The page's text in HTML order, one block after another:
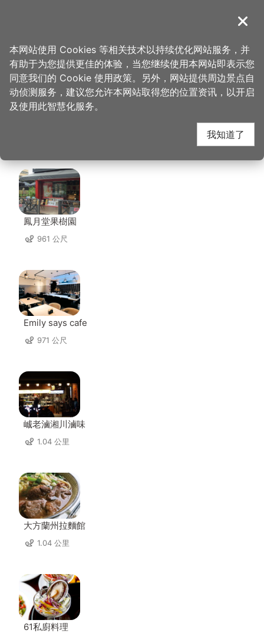
導覽
首页 > 想去的地方 > 住宿 > 绿的旅馆(3星)
绿的旅馆(3星) 周边店
家
鳳月堂果樹園
961 公尺
Emily says cafe
971 公尺
峸老滷湘川滷味
1.04 公里
大方蘭州拉麵館
1.04 公里
61私廚料理
关闭
本网站使用 Cookies 等相关技术以持续优化网站服务，并
有助于为您提供更佳的体验，当您继续使用本网站即表示您
同意我们的 Cookie 使用政策。另外，网站提供周边景点自
动侦测服务，建议您允许本网站取得您的位置资讯，以开启
及使用此智慧化服务。
我知道了